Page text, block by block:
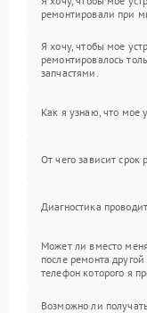
ремонтировали при
Я хочу, чтобы мое
ремонтировалось
запчастями.
Как я узнаю, что мое
От чего зависит срок
Диагностика
Может ли вместо
после ремонта
телефон которого я
Возможно ли